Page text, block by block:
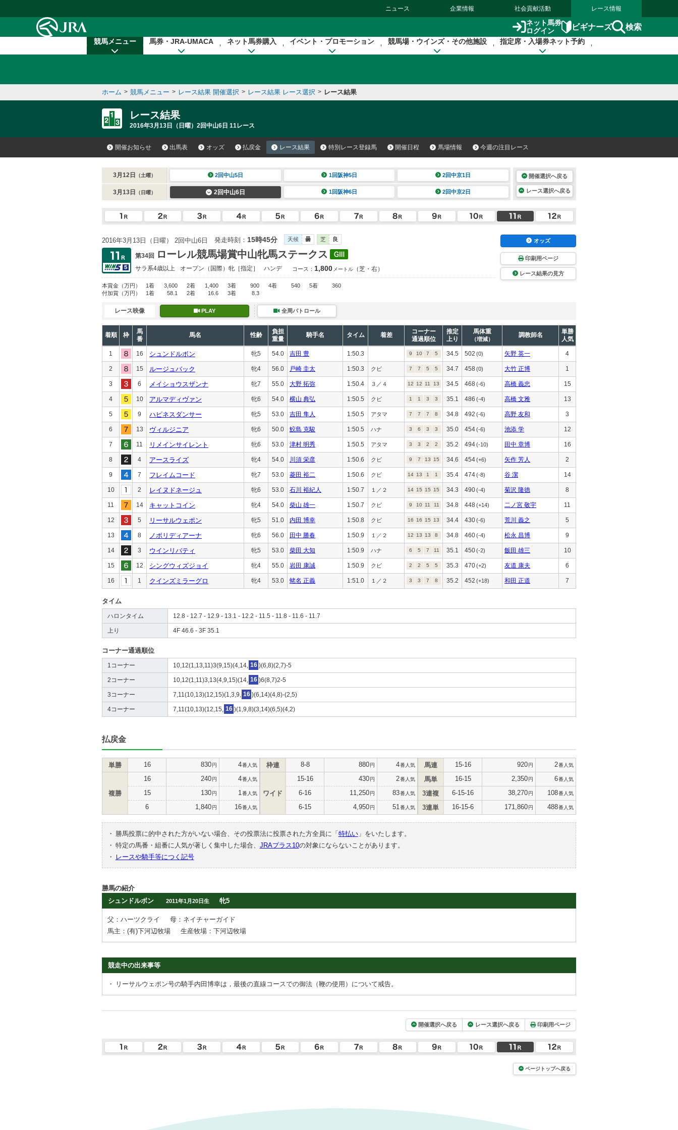
ニュース 企業情報 社会貢献活動 レース情報
ネット馬券
ログイン
ビギナーズ 検索
競馬メニュー 馬券・JRA-UMACA ネット馬券購入 イベント・プロモーション 競馬場・ウインズ・その他施設 指定席・入場券ネット予約
ホーム > 競馬メニュー > レース結果 開催選択 > レース結果 レース選択 > レース結果
レース結果
2016年3月13日（日曜）2回中山6日 11レース
開催お知らせ 出馬表 オッズ 払戻金 レース結果 特別レース登録馬 開催日程 馬場情報 今週の注目レース
3月12日 （土曜） 2回中山5日 1回阪神5日 2回中京1日
3月13日 （日曜） 2回中山6日 1回阪神6日 2回中京2日
開催選択へ戻る
レース選択へ戻る
2016年3月13日（日曜） 2回中山6日 発走時刻： 15時45分 天候 曇 芝 良
第34回 ローレル競馬場賞中山牝馬ステークス
サラ系4歳以上 オープン （国際）牝［指定］ ハンデ コース： 1,800 メートル （芝・右）
本賞金 （万円） 1着 3,600 2着 1,400 3着 900 4着 540 5着
360
付加賞 （万円） 1着 58.1 2着 16.6 3着 8.3
オッズ
印刷用ページ
レース結果の見方
レース映像 PLAY 全周パトロール
着順 枠
馬
番
馬名 性齢
負担
重量
騎手名 タイム 着差
コーナー
通過順位
推定
上り
馬体重
（増減）
調教師名
単勝
人気
1 16 シュンドルボン 牝5 54.0 吉田 豊 1:50.3 9 10 7 5 34.5 502 (0) 矢野 英一 4
2 15 ルージュバック 牝4 56.0 戸崎 圭太 1:50.3 クビ 7 7 5 5 34.7 458 (0) 大竹 正博 1
3 6 メイショウスザンナ 牝7 55.0 大野 拓弥 1:50.4 ３／４ 12 12 11 13 34.5 468(-6) 高橋 義忠 15
4 10 アルマディヴァン 牝6 54.0 横山 典弘 1:50.5 クビ 1 1 3 3 35.1 486 (-4) 高橋 文雅 13
5 9 ハピネスダンサー 牝5 53.0 吉田 隼人 1:50.5 アタマ 7 7 7 8 34.8 492 (-6) 高野 友和 3
6 13 ヴィルジニア 牝6 50.0 鮫島 克駿 1:50.5 ハナ 3 6 3 3 35.0 454(-6) 池添 学 12
7 11 リメインサイレント 牝6 53.0 津村 明秀 1:50.5 アタマ 3 3 2 2 35.2 494(-10) 田中 章博 16
8 4 アースライズ 牝4 54.0 川須 栄彦 1:50.6 クビ 9 7 13 15 34.6 454(+6) 矢作 芳人 2
9 7 フレイムコード 牝7 53.0 菱田 裕二 1:50.6 クビ 14 13 1 1 35.4 474(-8) 谷 潔 14
10 2 レイヌドネージュ 牝6 53.0 石川 裕紀人 1:50.7 １／２ 14 15 15 15 34.3 490(-4) 菊沢 隆徳 8
11 14 キャットコイン 牝4 54.0 柴山 雄一 1:50.7 クビ 9 10 11 11 34.8 448(+14) 二ノ宮 敬宇 11
12 5 リーサルウェポン 牝5 51.0 内田 博幸 1:50.8 クビ 16 16 15 13 34.4 430(-6) 荒川 義之 5
13 8 ノボリディアーナ 牝6 56.0 田中 勝春 1:50.9 １／２ 12 13 13 8 34.8 460(-4) 松永 昌博 9
14 3 ウインリバティ 牝5 53.0 柴田 大知 1:50.9 ハナ 6 5 7 11 35.1 450(-2) 飯田 雄三 10
15 12 シングウィズジョイ 牝4 55.0 岩田 康誠 1:50.9 クビ 2 2 5 5 35.3 470(+2) 友道 康夫 6
16 1 クインズミラーグロ 牝4 53.0 蛯名 正義 1:51.0 １／２ 3 3 7 8 35.2 452 (+18) 和田 正道 7
タイム
ハロンタイム 12.8 - 12.7 - 12.9 - 13.1 - 12.2 - 11.5 - 11.8 - 11.6 - 11.7
上り 4F 46.6 - 3F 35.1
コーナー通過順位
1コーナー 10,12(1,13,11)3(9,15)(4,14, 16 )(6,8)(2,7)-5
2コーナー 10,12(1,11)3,13(4,9,15)(14, 16 )6(8,7)2-5
3コーナー 7,11(10,13)(12,15)(1,3,9, 16 )(6,14)(4,8)-(2,5)
4コーナー 7,11(10,13)(12,15, 16 )(1,9,8)(3,14)(6,5)(4,2)
払戻金
単勝 16 830円 4番人気
複勝
16 240円 4番人気
15 130円 1 番人気
6 1,840円 16番人気
枠連 8-8 880円 4番人気
ワイド
15-16 430円 2番人気
6-16 11,250円 83番人気
6-15 4,950円 51 番人気
馬連 15-16 920円 2番人気
馬単 16-15 2,350円 6番人気
3連複 6-15-16 38,270円 108番人気
3連単 16-15-6 171,860円 488番人気
・ 勝馬投票に的中された方がいない場合、その投票法に投票された方全員に「 特払い」をいたします。
・ 特定の馬番・組番に人気が著しく集中した場合、 JRAプラス10の対象にならないことがあります。
・
レースや騎手等につく記号
勝馬の紹介
シュンドルボン
2011年1月20日生 牝5
父：ハーツクライ
母：ネイチャーガイド
馬主：(有)下河辺牧場
生産牧場：下河辺牧場
競走中の出来事等
・ リーサルウェポン号の騎手内田博幸は，最後の直線コースでの御法（鞭の使用）について戒告。
開催選択へ戻る レース選択へ戻る 印刷用ページ
ページトップへ戻る